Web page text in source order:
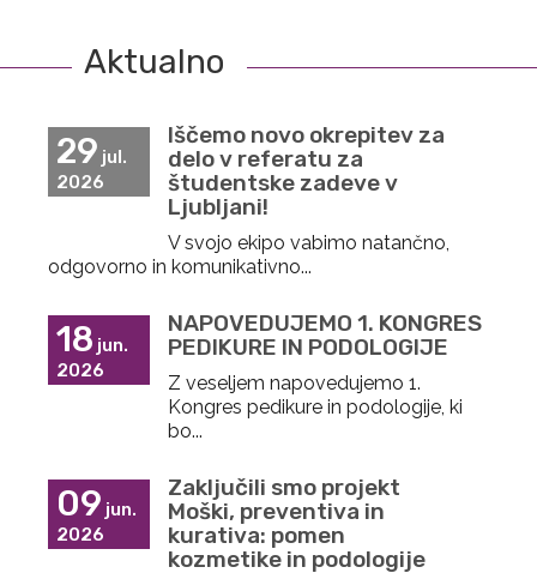
Aktualno
29 jul.
2026
Iščemo novo okrepitev za
delo v referatu za
študentske zadeve v
Ljubljani!
V svojo ekipo vabimo natančno,
odgovorno in komunikativno...
18 jun.
2026
NAPOVEDUJEMO 1. KONGRES
PEDIKURE IN PODOLOGIJE
Z veseljem napovedujemo 1.
Kongres pedikure in podologije, ki
bo...
09 jun.
2026
Zaključili smo projekt
Moški, preventiva in
kurativa: pomen
kozmetike in podologije